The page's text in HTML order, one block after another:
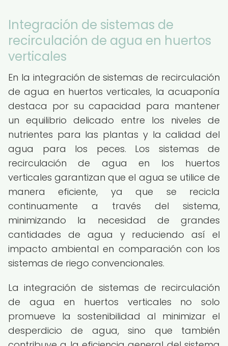
Integración de sistemas de
recirculación de agua en huertos
verticales
En la integración de sistemas de recirculación
de agua en huertos verticales, la acuaponía
destaca por su capacidad para mantener
un equilibrio delicado entre los niveles de
nutrientes para las plantas y la calidad del
agua para los peces. Los sistemas de
recirculación de agua en los huertos
verticales garantizan que el agua se utilice de
manera eficiente, ya que se recicla
continuamente a través del sistema,
minimizando la necesidad de grandes
cantidades de agua y reduciendo así el
impacto ambiental en comparación con los
sistemas de riego convencionales.
La integración de sistemas de recirculación
de agua en huertos verticales no solo
promueve la sostenibilidad al minimizar el
desperdicio de agua, sino que también